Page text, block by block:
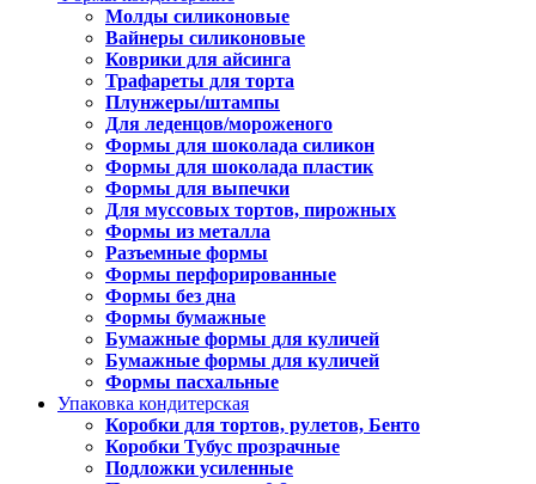
Молды силиконовые
Вайнеры силиконовые
Коврики для айсинга
Трафареты для торта
Плунжеры/штампы
Для леденцов/мороженого
Формы для шоколада силикон
Формы для шоколада пластик
Формы для выпечки
Для муссовых тортов, пирожных
Формы из металла
Разъемные формы
Формы перфорированные
Формы без дна
Формы бумажные
Бумажные формы для куличей
Бумажные формы для куличей
Формы пасхальные
Упаковка кондитерская
Коробки для тортов, рулетов, Бенто
Коробки Тубус прозрачные
Подложки усиленные